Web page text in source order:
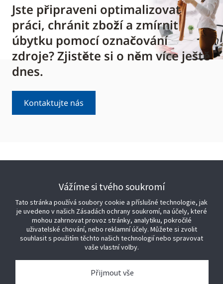
Jste připraveni optimalizovat
práci, chránit zboží a zmírnit
úbytku pomocí označování
zdroje? Zjistěte si o něm více ještě
dnes.
Kontaktujte nás
SPOJENÍ
+420 606 784 643
Prodej a obecné dotazy
Kontaktujte nás
Vážíme si tvého soukromí
Tato stránka používá soubory cookie a příslušné technologie, jak
je uvedeno v našich Zásadách ochrany soukromí, na účely, které
mohou zahrnovat provoz stránky, analytiku, pokročilé
uživatelské chování, nebo reklamní účely. Můžete si zvolit
souhlasit s použitím těchto našich technologií nebo spravovat
vaše vlastní volby.
Přijmout vše